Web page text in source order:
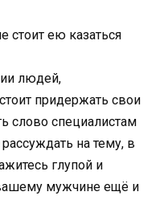
стоит ею казаться
людей,
придержать свои
слово специалистам
на тему, в
глупой и
мужчине ещё и